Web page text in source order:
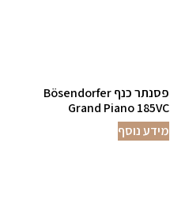
פסנתר כנף Bösendorfer
Grand Piano 185VC
מידע נוסף